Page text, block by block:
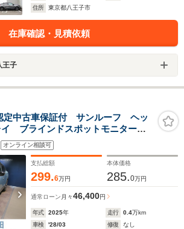
住所
東京都八王子市
在庫確認・見積依頼
王子
中古車保証付 サンルーフ ヘッ
イ ブラインドスポットモニター
アダクティブクルーズコントロ
パワーシート ETC パワーシー
オンライン相談可
支払総額
299.6万円
本体価格
285.0万円
通常ローン 月々46,400円
年式 2025年 走行 0.4万km
車検
'28/03 修復
なし